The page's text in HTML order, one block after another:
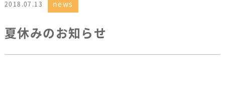
2018.07.13 news
夏休みのお知らせ